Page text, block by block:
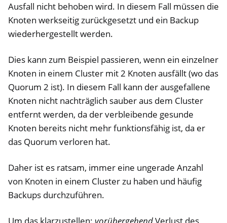
Ausfall nicht behoben wird. In diesem Fall müssen die
Knoten werkseitig zurückgesetzt und ein Backup
wiederhergestellt werden.
Dies kann zum Beispiel passieren, wenn ein einzelner
Knoten in einem Cluster mit 2 Knoten ausfällt (wo das
Quorum 2 ist). In diesem Fall kann der ausgefallene
Knoten nicht nachträglich sauber aus dem Cluster
entfernt werden, da der verbleibende gesunde
Knoten bereits nicht mehr funktionsfähig ist, da er
das Quorum verloren hat.
Daher ist es ratsam, immer eine ungerade Anzahl
von Knoten in einem Cluster zu haben und häufig
Backups durchzuführen.